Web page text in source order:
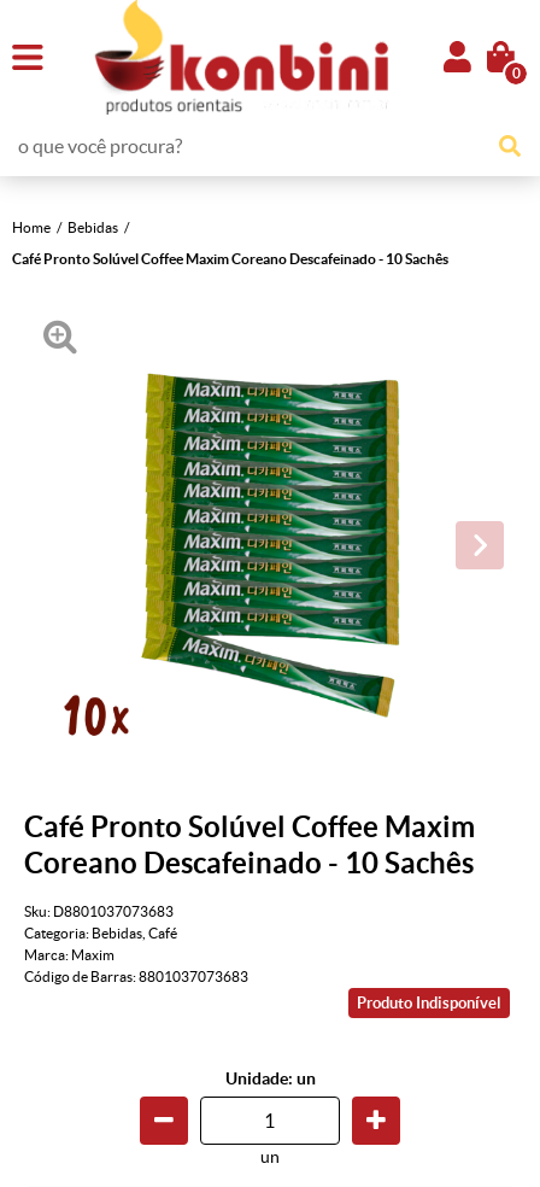
0
Home
Bebidas
Café Pronto Solúvel Coffee Maxim Coreano Descafeinado - 10 Sachês
Café Pronto Solúvel Coffee Maxim
Coreano Descafeinado - 10 Sachês
Sku: D8801037073683
Categoria: Bebidas Café
Marca: Maxim
Código de Barras:8801037073683
Produto Indisponível
Unidade: un
un